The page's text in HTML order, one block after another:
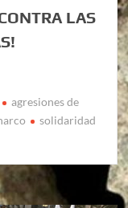
LAS
agresiones de
solidaridad